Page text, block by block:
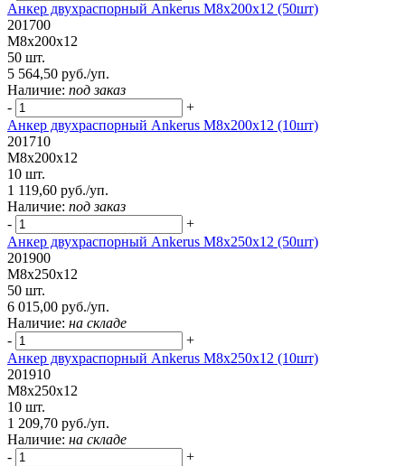
Анкер двухраспорный Ankerus М8х200х12 (50шт)
201700
М8х200х12
50 шт.
5 564,50 руб./уп.
Наличие: под заказ
-
+
Анкер двухраспорный Ankerus М8х200х12 (10шт)
201710
М8х200х12
10 шт.
1 119,60 руб./уп.
Наличие: под заказ
-
+
Анкер двухраспорный Ankerus М8х250х12 (50шт)
201900
М8х250х12
50 шт.
6 015,00 руб./уп.
Наличие: на складе
-
+
Анкер двухраспорный Ankerus М8х250х12 (10шт)
201910
М8х250х12
10 шт.
1 209,70 руб./уп.
Наличие: на складе
-
+